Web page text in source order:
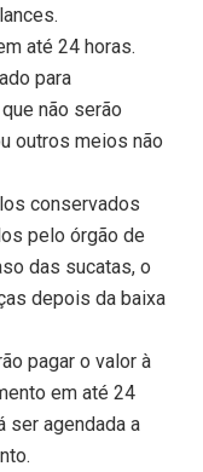
até 24 horas.
para
não serão
outros meios não
conservados
pelo órgão de
das sucatas, o
depois da baixa
pagar o valor à
em até 24
ser agendada a